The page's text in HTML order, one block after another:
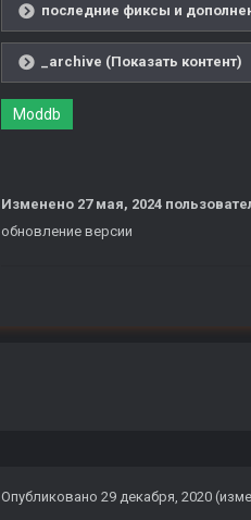
последние фиксы и
_archive (Показать контент)
Moddb
Изменено 27 мая, 2024
обновление версии
Опубликовано 29 декабря, 2020